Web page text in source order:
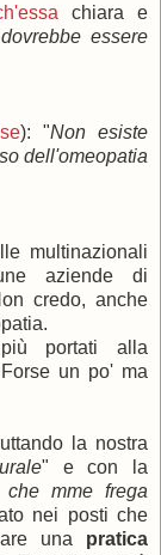
chiara e
essere
): "Non esiste
dell'omeopatia
multinazionali
aziende di
credo, anche
portati alla
un po' ma
la nostra
" e con la
che mme frega
nei posti che
una pratica